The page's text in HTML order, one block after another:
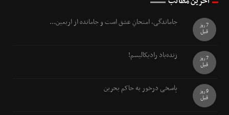
جاماندگی، امتحانِ عشق است و جامانده از اربعین... 7 روز
قبل
زنده‌باد رادیکالیسم! 7 روز
قبل
پاسخی درخور به حاکم بحرین 9 روز
قبل